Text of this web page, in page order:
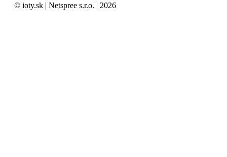
© ioty.sk | Netspree s.r.o. | 2026